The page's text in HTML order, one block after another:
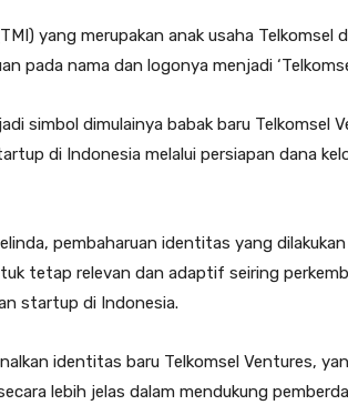
yang merupakan anak usaha Telkomsel
pada nama dan logonya menjadi
simbol dimulainya babak baru Telkomsel
di Indonesia melalui persiapan dana
pembaharuan identitas yang
tetap relevan dan adaptif seiring
startup di Indonesia.
identitas baru Telkomsel Ventures,
lebih jelas dalam mendukung